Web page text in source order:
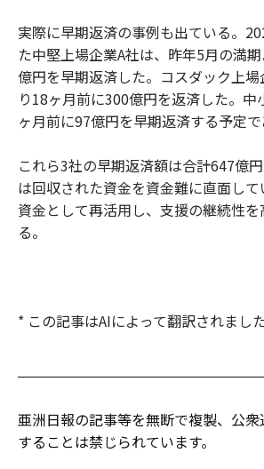
実際に早期返済の事例も出ている。
た中堅上場企業A社は、昨年5月の満
億円を早期返済した。コスダック上
り18ヶ月前に300億円を返済した。中
ヶ月前に97億円を早期返済する予定で
これら3社の早期返済額は合計647億
は回収された資金を資金難に直面し
資金として再活用し、支援の継続性
る。
* この記事はAIによって翻訳されました
亜洲日報の記事等を無断で複製、公
することは禁じられています。